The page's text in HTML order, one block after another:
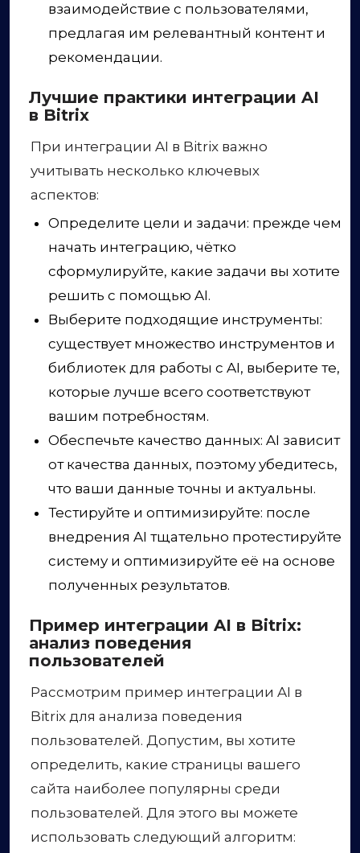
взаимодействие с пользователями,
предлагая им релевантный контент и
рекомендации.
Лучшие практики интеграции AI
в Bitrix
При интеграции AI в Bitrix важно
учитывать несколько ключевых
аспектов:
Определите цели и задачи: прежде чем
начать интеграцию, чётко
сформулируйте, какие задачи вы хотите
решить с помощью AI.
Выберите подходящие инструменты:
существует множество инструментов и
библиотек для работы с AI, выберите те,
которые лучше всего соответствуют
вашим потребностям.
Обеспечьте качество данных: AI зависит
от качества данных, поэтому убедитесь,
что ваши данные точны и актуальны.
Тестируйте и оптимизируйте: после
внедрения AI тщательно протестируйте
систему и оптимизируйте её на основе
полученных результатов.
Пример интеграции AI в Bitrix:
анализ поведения
пользователей
Рассмотрим пример интеграции AI в
Bitrix для анализа поведения
пользователей. Допустим, вы хотите
определить, какие страницы вашего
сайта наиболее популярны среди
пользователей. Для этого вы можете
использовать следующий алгоритм: